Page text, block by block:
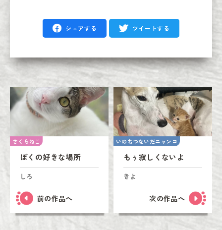
シェアする ツイートする
さくらねこ
ぼくの好きな場所
しろ
前の作品へ
いのちつないだニャンコ
もぅ寂しくないよ
きよ
次の作品へ